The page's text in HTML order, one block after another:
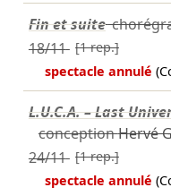
Fin et suite
18/11 [1 rep.]
spectacle annulé
L.U.C.A. – Last
conceptionHervé
24/11 [1 rep.]
spectacle annulé